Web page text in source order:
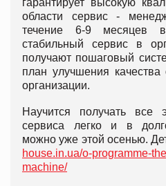
области сервис -
течение 6-9 месяцев
стабильный сервис в
получают пошаговый
план улучшения
организации.
Научится получать все
сервиса легко и в
можно уже этой осенью.
house.in.ua/o-programme-
machine/